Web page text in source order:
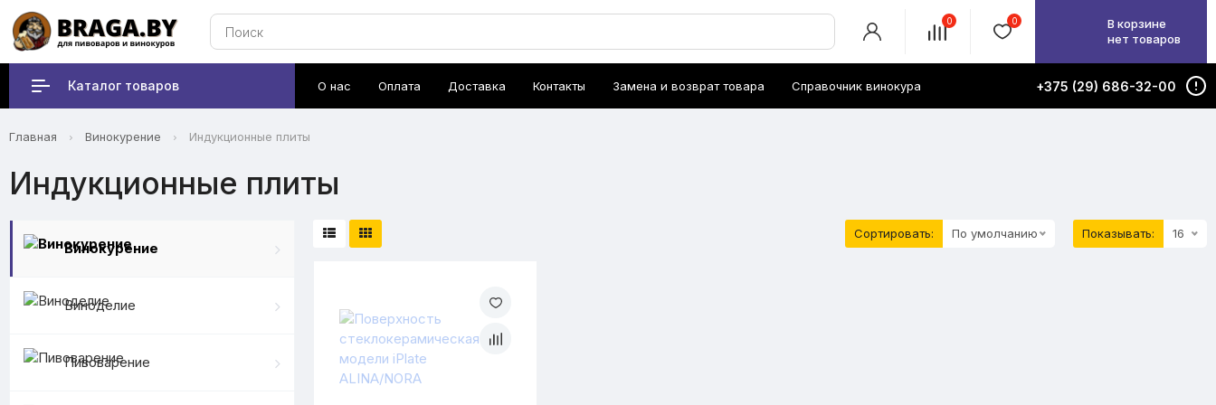
0 0
В корзине
нет товаров
Каталог товаров О нас Оплата Доставка Контакты Замена и возврат товара Справочник винокура +375 (29) 686-32-00
Главная Винокурение Индукционные плиты
Индукционные плиты
Винокурение
Виноделие
Пивоварение
Сортировать: По умолчанию Показывать: 16